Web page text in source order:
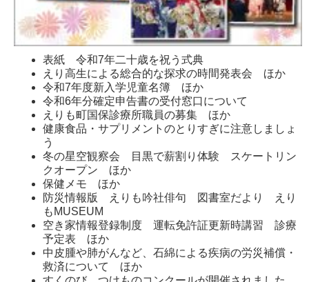
表紙 令和7年二十歳を祝う式典
えり高生による総合的な探求の時間発表会 ほか
令和7年度新入学児童名簿 ほか
令和6年分確定申告書の受付窓口について
えりも町国保診療所職員の募集 ほか
健康食品・サプリメントのとりすぎに注意しましょ
う
冬の星空観察会 目黒で薪割り体験 スケートリン
クオープン ほか
保健メモ ほか
防災情報版 えりも吟社俳句 図書室だより えり
もMUSEUM
空き家情報登録制度 運転免許証更新時講習 診療
予定表 ほか
中皮腫や肺がんなど、石綿による疾病の労災補償・
救済について ほか